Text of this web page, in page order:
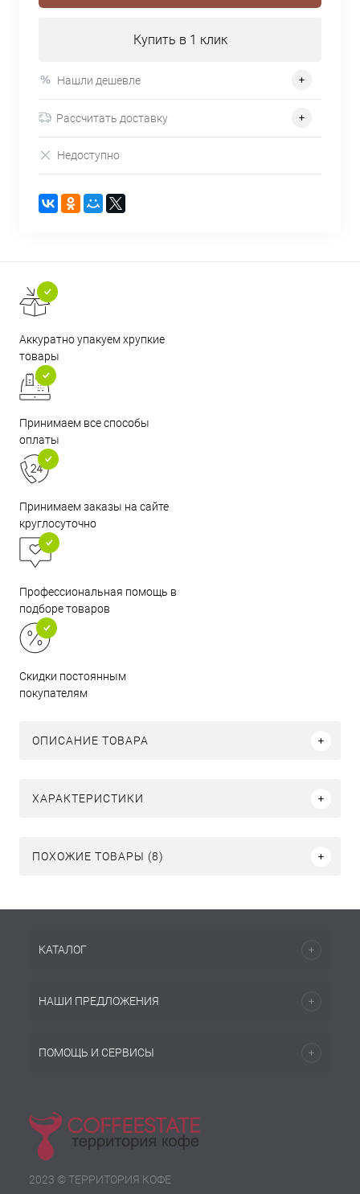
Купить в 1 клик
Нашли дешевле
Рассчитать доставку
Недоступно
Аккуратно упакуем хрупкие
товары
Принимаем все способы
оплаты
Принимаем заказы на сайте
круглосуточно
Профессиональная помощь в
подборе товаров
Скидки постоянным
покупателям
ОПИСАНИЕ ТОВАРА
ХАРАКТЕРИСТИКИ
ПОХОЖИЕ ТОВАРЫ (8)
КАТАЛОГ
НАШИ ПРЕДЛОЖЕНИЯ
ПОМОЩЬ И СЕРВИСЫ
2023 © ТЕРРИТОРИЯ КОФЕ